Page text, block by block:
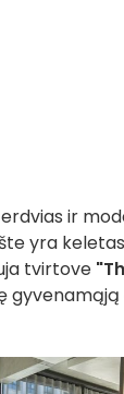
ir
yra
tvirtove